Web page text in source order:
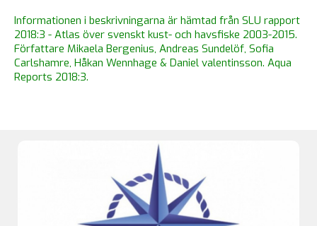
Informationen i beskrivningarna är hämtad från SLU rapport
2018:3 - Atlas över svenskt kust- och havsfiske 2003-2015.
Författare Mikaela Bergenius, Andreas Sundelöf, Sofia
Carlshamre, Håkan Wennhage & Daniel valentinsson. Aqua
Reports 2018:3.